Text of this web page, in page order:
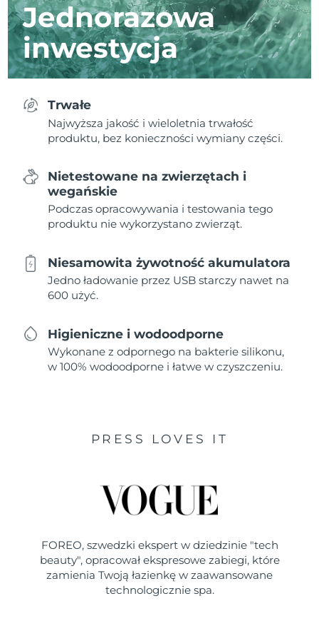
Jednorazowa
inwestycja
Trwałe
Najwyższa jakość i wieloletnia trwałość
produktu, bez konieczności wymiany części.
Nietestowane na zwierzętach i
wegańskie
Podczas opracowywania i testowania tego
produktu nie wykorzystano zwierząt.
Niesamowita żywotność akumulatora
Jedno ładowanie przez USB starczy nawet na
600 użyć.
Higieniczne i wodoodporne
Wykonane z odpornego na bakterie silikonu,
w 100% wodoodporne i łatwe w czyszczeniu.
PRESS LOVES IT
FOREO, szwedzki ekspert w dziedzinie "tech
beauty", opracował ekspresowe zabiegi, które
zamienia Twoją łazienkę w zaawansowane
technologicznie spa.